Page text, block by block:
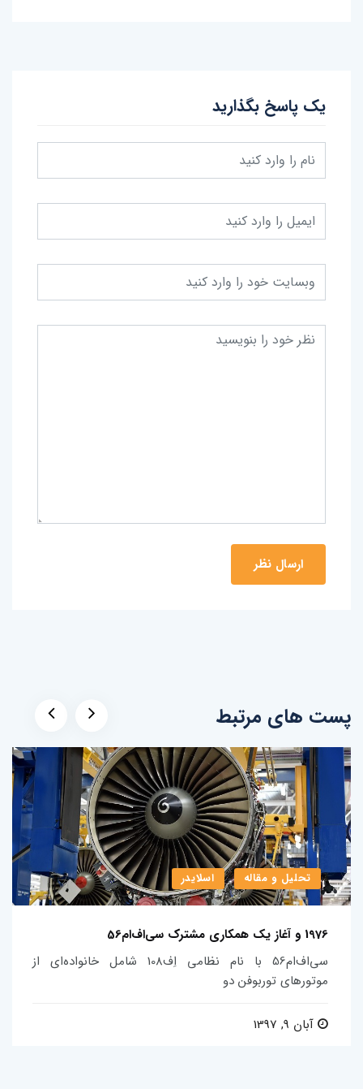
یک پاسخ بگذارید
پست های مرتبط
اسلایدر تحلیل و مقاله
1976 و آغاز یک همکاری مشترک سی­‌اف‌­ام56
سی­‌اف‌­ام56 با نام نظامی اِف108 شامل خانواده­‌ای از
موتورهای توربوفن دو
آبان 9, 1397